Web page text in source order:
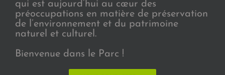
qui est aujourd’hui au cœur des
préoccupations en matière de préservation
de l’environnement et du patrimoine
naturel et culturel.
Bienvenue dans le Parc !